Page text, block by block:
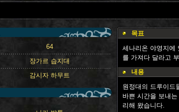
64
장가르 습지대
감시자 하무트
목표
세나리온 야영지에
를 가져다 달라고
내용
원정대의 드루이드
바쁜 시간을 보내
리해 왔습니다.